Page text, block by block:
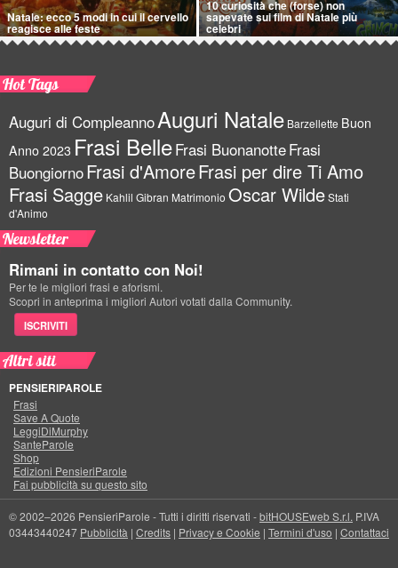
Natale: ecco 5 modi in cui il cervello
reagisce alle feste
10 curiosità che (forse) non
sapevate sui film di Natale più
celebri
Hot Tags
Auguri di CompleannoAuguri Natale Barzellette Buon
Anno 2023 Frasi BelleFrasi BuonanotteFrasi
BuongiornoFrasi d'AmoreFrasi per dire Ti Amo
Frasi Sagge Kahlil Gibran Matrimonio Oscar WildeStati
d'Animo
Newsletter
Rimani in contatto con Noi!
Per te le migliori frasi e aforismi.
Scopri in anteprima i migliori Autori votati dalla Community.
ISCRIVITI
Altri siti
PENSIERIPAROLE
Frasi
Save A Quote
LeggiDiMurphy
SanteParole
Shop
Edizioni PensieriParole
Fai pubblicità su questo sito
© 2002–2026 PensieriParole - Tutti i diritti riservati -bitHOUSEweb S.r.l. P.IVA
03443440247 Pubblicità | Credits | Privacy e Cookie | Termini d'uso | Contattaci